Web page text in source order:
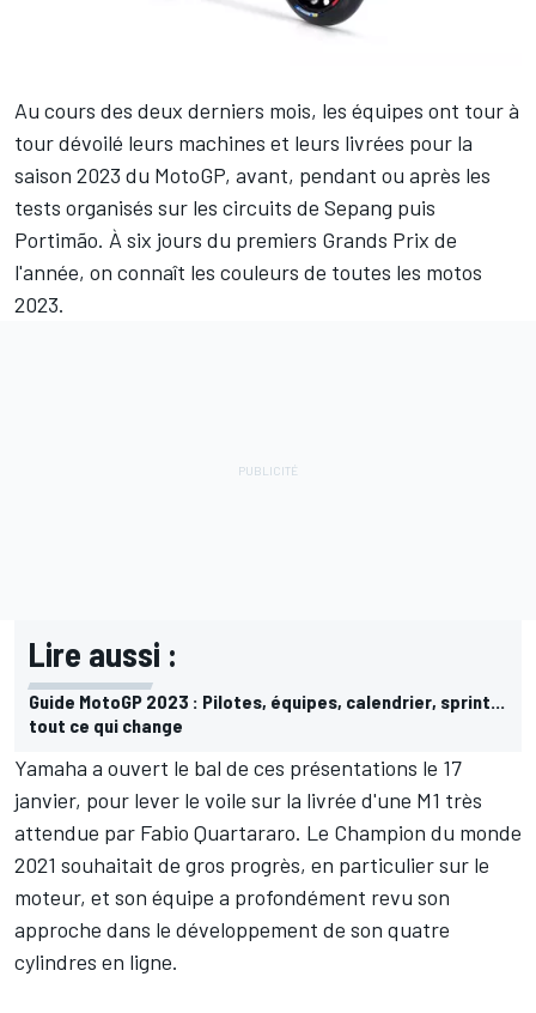
Au cours des deux derniers mois, les équipes ont tour à
tour dévoilé leurs machines et leurs livrées pour la
saison 2023 du MotoGP, avant, pendant ou après les
tests organisés sur les circuits de Sepang puis
Portimão. À six jours du premiers Grands Prix de
l'année, on connaît les couleurs de toutes les motos
2023.
Lire aussi :
Guide MotoGP 2023 : Pilotes, équipes, calendrier, sprint...
tout ce qui change
Yamaha a ouvert le bal de ces présentations le 17
janvier, pour lever le voile sur la livrée d'une M1 très
attendue par Fabio Quartararo. Le Champion du monde
2021 souhaitait de gros progrès, en particulier sur le
moteur, et son équipe a profondément revu son
approche dans le développement de son quatre
cylindres en ligne.